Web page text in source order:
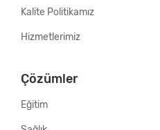
Kalite Politikamız
Hizmetlerimiz
Çözümler
Eğitim